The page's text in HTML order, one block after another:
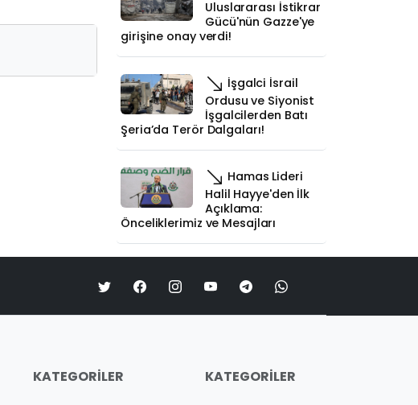
Uluslararası İstikrar
Gücü'nün Gazze'ye
girişine onay verdi!
İşgalci İsrail
Ordusu ve Siyonist
İşgalcilerden Batı
Şeria’da Terör Dalgaları!
Hamas Lideri
Halil Hayye'den İlk
Açıklama:
Önceliklerimiz ve Mesajları
KATEGORILER KATEGORILER